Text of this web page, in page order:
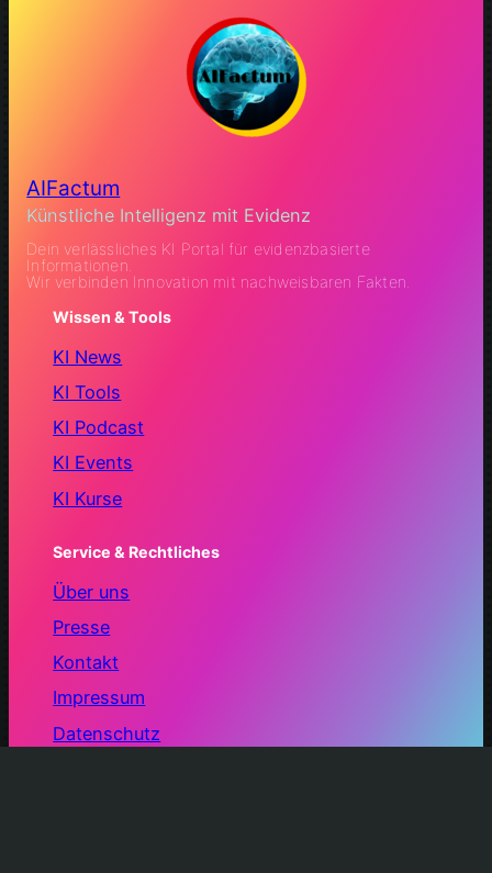
AIFactum
Künstliche Intelligenz mit Evidenz
Dein verlässliches KI Portal für evidenzbasierte
Informationen.
Wir verbinden Innovation mit nachweisbaren Fakten.
Wissen & Tools
KI News
KI Tools
KI Podcast
KI Events
KI Kurse
Service & Rechtliches
Über uns
Presse
Kontakt
Impressum
Datenschutz